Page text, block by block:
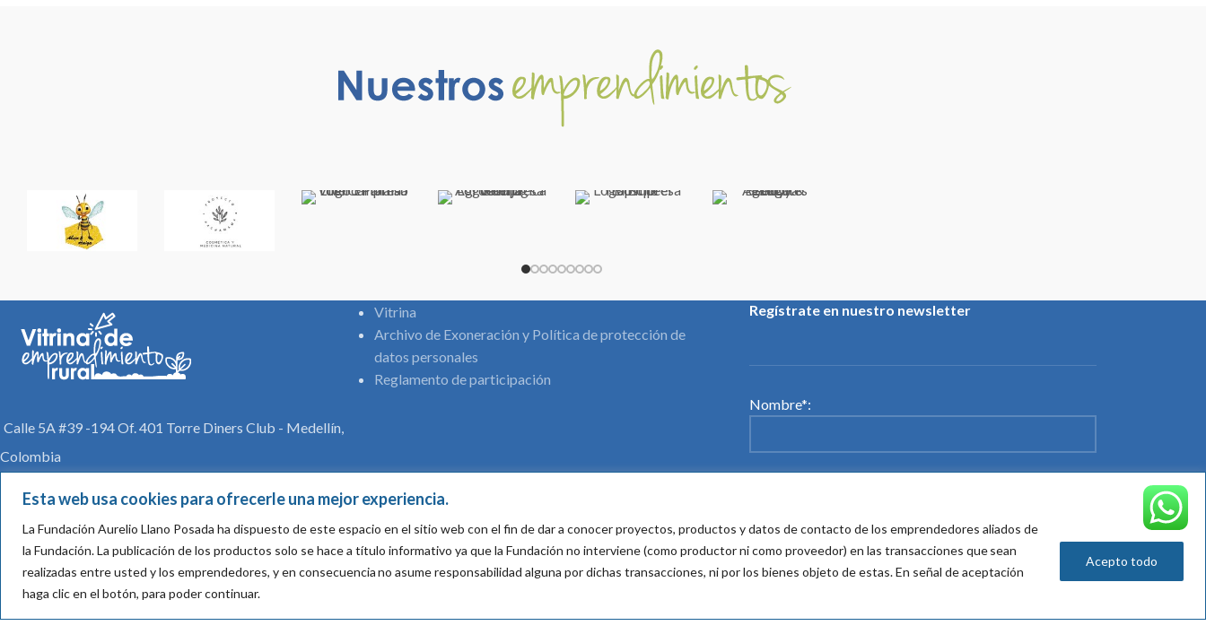
Esta web usa cookies para ofrecerle una mejor experiencia.
La Fundación Aurelio Llano Posada ha dispuesto de este espacio en el sitio web con el fin de dar a conocer proyectos, productos y datos de contacto de los emprendedores aliados de
la Fundación.La publicación de los productos solo se hace a título informativo ya que la Fundación no interviene (como productor ni como proveedor) en las transacciones que sean
realizadas entre usted y los emprendedores, y en consecuenciano asume responsabilidad alguna por dichas transacciones, ni por los bienes objeto deestas. En señal de aceptación
haga clic en el botón, para poder continuar.
Acepto todo
Calle 5A #39 -194 Of. 401 Torre Diners Club - Medellín,
Colombia
Vitrina
Archivo de Exoneración y Política de protección de
datos personales
Reglamento de participación
Regístrate en nuestro newsletter
Nombre*:
Acepto su política de tratamiento de datos